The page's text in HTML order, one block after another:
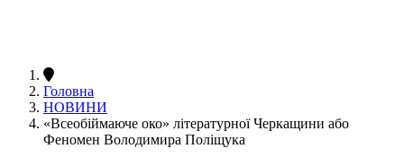
Головна
НОВИНИ
«Всеобіймаюче око» літературної Черкащини або
Феномен Володимира Поліщука